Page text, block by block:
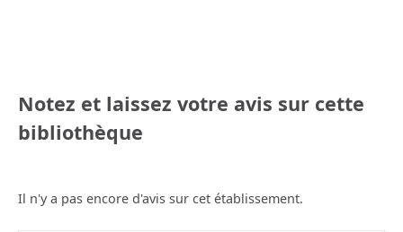
Notez et laissez votre avis sur cette
bibliothèque
Il n'y a pas encore d'avis sur cet établissement.